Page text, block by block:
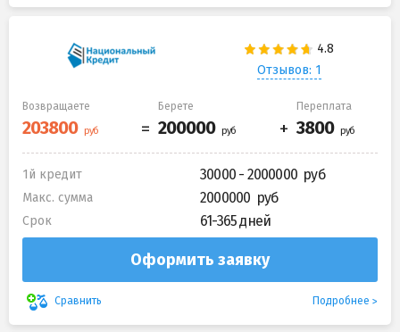
Отзывов: 1
Возвращаете Берете Переплата
1й кредит 30000 - 2000000
Макс. сумма 2000000
Срок 61-365 дней
Оформить заявку
Сравнить Подробнее